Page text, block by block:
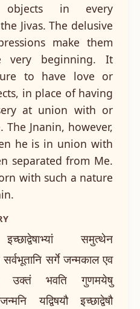
objects in every
Jivas. The delusive
make them
very beginning. It
to have love or
in place of having
at union with or
Jnanin, however,
he is in union with
separated from Me.
with such a nature
समुत्थेन
सर्वभूतानि सर्गे जन्मकाल एव
उक्तं भवति गुणमयेषु
यद्विषयौ इच्छाद्वेषौ